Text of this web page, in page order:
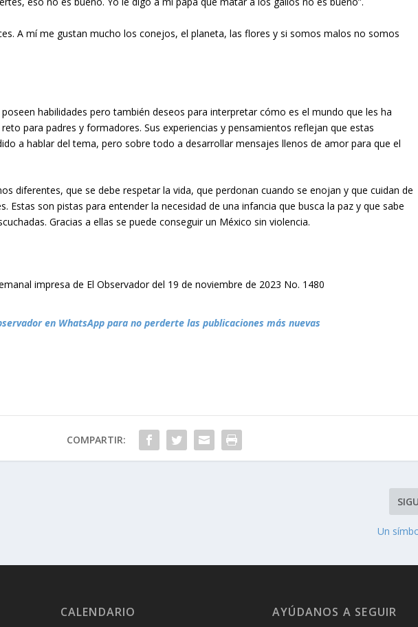
A mí me gustan mucho los conejos, el planeta, las flores y si somos malos no somos
habilidades pero también deseos para interpretar cómo es el mundo que les ha
para padres y formadores. Sus experiencias y pensamientos reflejan que estas
a hablar del tema, pero sobre todo a desarrollar mensajes llenos de amor para que el
diferentes, que se debe respetar la vida, que perdonan cuando se enojan y que cuidan de
Estas son pistas para entender la necesidad de una infancia que busca la paz y que sabe
Gracias a ellas se puede conseguir un México sin violencia.
impresa de El Observador del 19 de noviembre de 2023 No. 1480
en WhatsApp para no perderte las publicaciones más nuevas
COMPARTIR:
Un
CALENDARIO AYÚDANOS A SEGUIR